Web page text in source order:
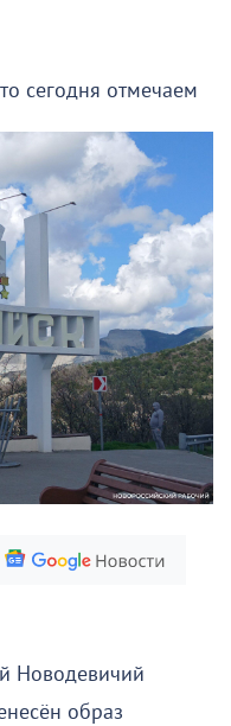
сегодня отмечаем
Новодевичий
образ